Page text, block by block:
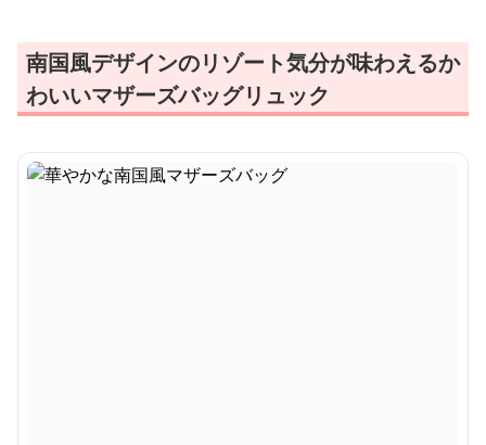
南国風デザインのリゾート気分が味わえるか
わいいマザーズバッグリュック